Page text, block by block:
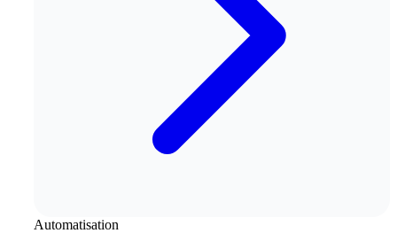
Automatisation